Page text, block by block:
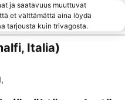
ja saatavuus muuttuvat
et välttämättä aina löydä
tarjousta kuin trivagosta.
Italia)
,